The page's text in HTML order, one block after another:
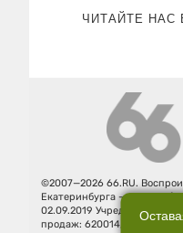
ЧИТАЙТЕ НАС
©2007—2026 66.RU.
Екатеринбурга — «66.ru»
02.09.2019 Учредитель:
продаж: 620014,